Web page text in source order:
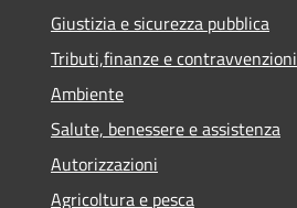
Giustizia e sicurezza pubblica
Tributi,finanze e contravvenzioni
Ambiente
Salute, benessere e assistenza
Autorizzazioni
Agricoltura e pesca